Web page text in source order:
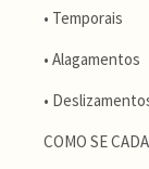
• Temporais
• Alagamentos
•
COMO SE